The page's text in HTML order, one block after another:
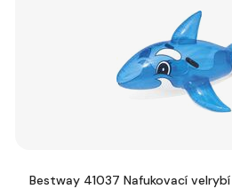
Bestway 41037 Nafukovací